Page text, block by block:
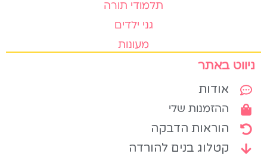
תלמודי תורה
גני ילדים
מעונות
ניווט באתר
אודות
ההזמנות שלי
הוראות הדבקה
קטלוג בנים להורדה